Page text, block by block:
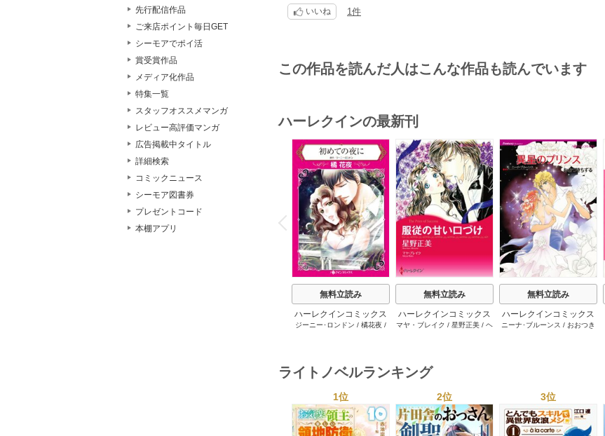
先行配信作品
ご来店ポイント毎日GET
シーモアでポイ活
賞受賞作品
メディア化作品
特集一覧
スタッフオススメマンガ
レビュー高評価マンガ
広告掲載中タイトル
詳細検索
コミックニュース
シーモア図書券
プレゼントコード
本棚アプリ
いいね 1件
この作品を読んだ人はこんな作品も読んでいます
ハーレクインの最新刊
P
r
e
i
o
u
s
無料立読み
ハーレクインコミックス
セット 2026年 vol.1064
ジーニー･ロンドン / 橘花夜 /
無料立読み
ハーレクインコミックス
セット 2026年 vol.1002
マヤ・ブレイク / 星野正美 / ヘ
無料立読み
ハーレクインコミックス
セット 2026年 vol.1063
ニーナ･ブルーンス / おおつき
ライトノベルランキング
1位 2位 3位